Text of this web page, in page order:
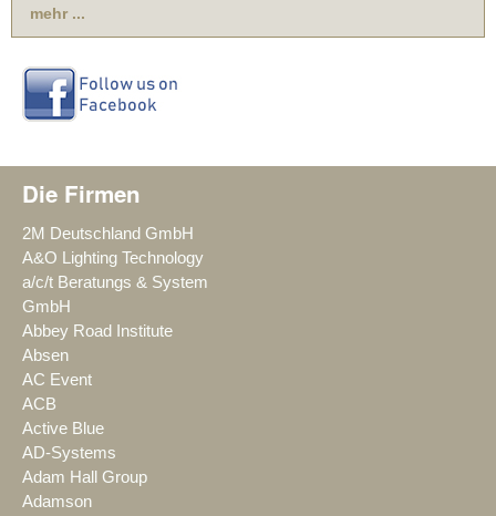
mehr ...
Die Firmen
2M Deutschland GmbH
A&O Lighting Technology
a/c/t Beratungs & System
GmbH
Abbey Road Institute
Absen
AC Event
ACB
Active Blue
AD-Systems
Adam Hall Group
Adamson